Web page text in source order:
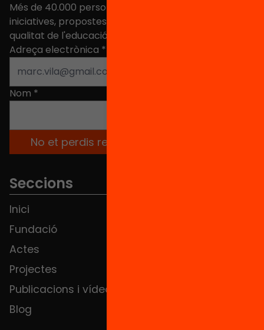
Més de 40.000 persones ja han triat Equitat. Rep
iniciatives, propostes i projectes per millorar la
qualitat de l'educació a Catalunya.
Adreça electrònica *
Nom *
Seccions
Inici
Fundació
Actes
Projectes
Publicacions i vídeos
Blog